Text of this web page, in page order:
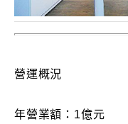
營運概況
年營業額：1億元